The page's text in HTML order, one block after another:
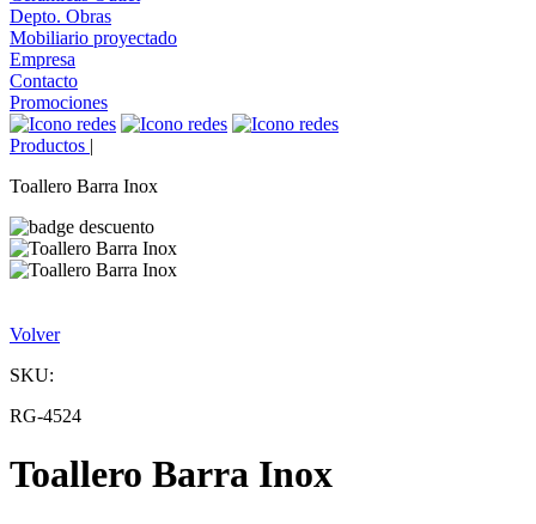
Depto. Obras
Mobiliario proyectado
Empresa
Contacto
Promociones
Productos |
Toallero Barra Inox
Volver
SKU:
RG-4524
Toallero Barra Inox